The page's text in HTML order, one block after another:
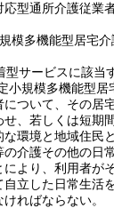
型通所介護従業
模多機能型居宅介
型サービスに該当
小規模多機能型居
ついて、その居
せ、若しくは短期
環境と地域住民
介護その他の日
より、利用者が
自立した日常生活
ればならない。